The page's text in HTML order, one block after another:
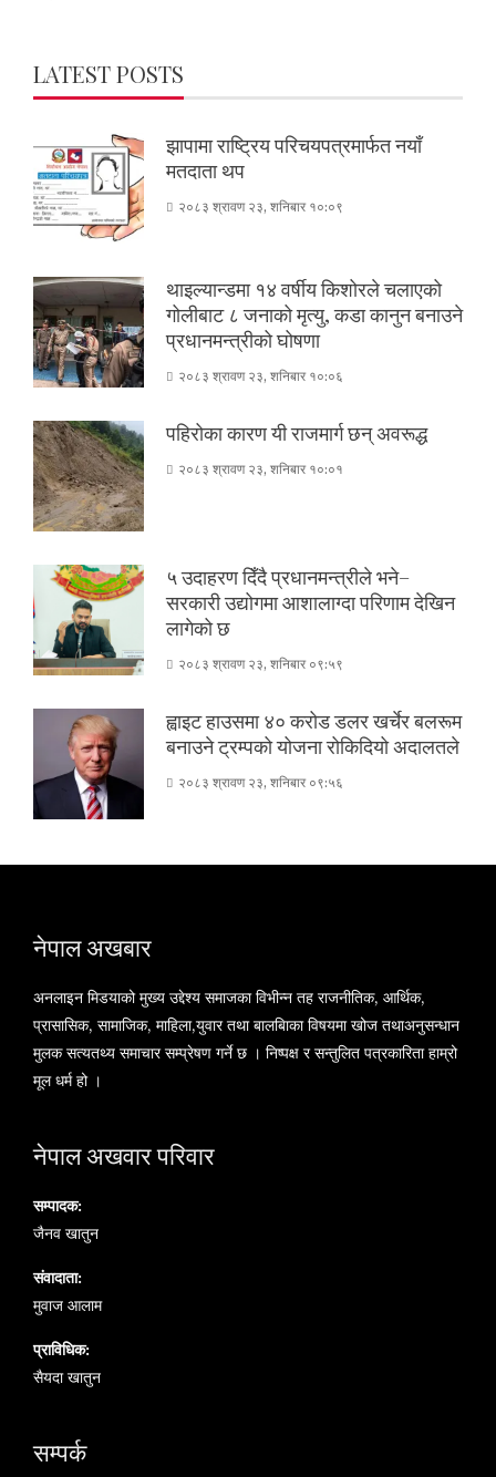
LATEST POSTS
झापामा राष्ट्रिय परिचयपत्रमार्फत नयाँ
मतदाता थप
२०८३ श्रावण २३, शनिबार १०:०९
थाइल्यान्डमा १४ वर्षीय किशोरले चलाएको
गोलीबाट ८ जनाको मृत्यु, कडा कानुन बनाउने
प्रधानमन्त्रीको घोषणा
२०८३ श्रावण २३, शनिबार १०:०६
पहिरोका कारण यी राजमार्ग छन् अवरूद्ध
२०८३ श्रावण २३, शनिबार १०:०१
५ उदाहरण दिँदै प्रधानमन्त्रीले भने–
सरकारी उद्योगमा आशालाग्दा परिणाम देखिन
लागेको छ
२०८३ श्रावण २३, शनिबार ०९:५९
ह्वाइट हाउसमा ४० करोड डलर खर्चेर बलरूम
बनाउने ट्रम्पको योजना रोकिदियो अदालतले
२०८३ श्रावण २३, शनिबार ०९:५६
नेपाल अखबार
अनलाइन मिडयाको मुख्य उद्देश्य समाजका विभीन्न तह राजनीतिक, आर्थिक,
प्रासासिक, सामाजिक, माहिला,युवार तथा बालबािका विषयमा खोज तथाअनुसन्धान
मुलक सत्यतथ्य समाचार सम्प्रेषण गर्ने छ । निष्पक्ष र सन्तुलित पत्रकारिता हाम्रो
मूल धर्म हो ।
नेपाल अखवार परिवार
सम्पादक:
जैनव खातुन
संवादाता:
मुवाज आलाम
प्राविधिक:
सैयदा खातुन
सम्पर्क